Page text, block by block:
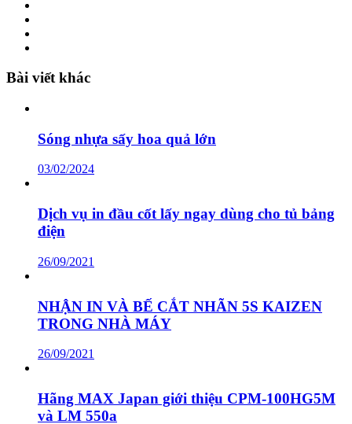
Bài viết khác
Sóng nhựa sấy hoa quả lớn
03/02/2024
Dịch vụ in đầu cốt lấy ngay dùng cho tủ bảng
điện
26/09/2021
NHẬN IN VÀ BẾ CẮT NHÃN 5S KAIZEN
TRONG NHÀ MÁY
26/09/2021
Hãng MAX Japan giới thiệu CPM-100HG5M
và LM 550a